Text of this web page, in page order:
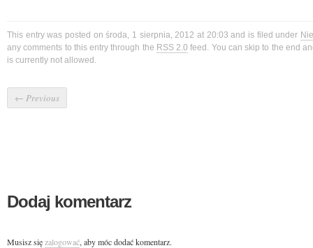
This entry was posted on środa, 1 sierpnia, 2012 at 20:03 and is filed under
any comments to this entry through the RSS 2.0 feed. You can skip to the end
is currently not allowed.
← Previous
Dodaj komentarz
Musisz sięzalogować, aby móc dodać komentarz.